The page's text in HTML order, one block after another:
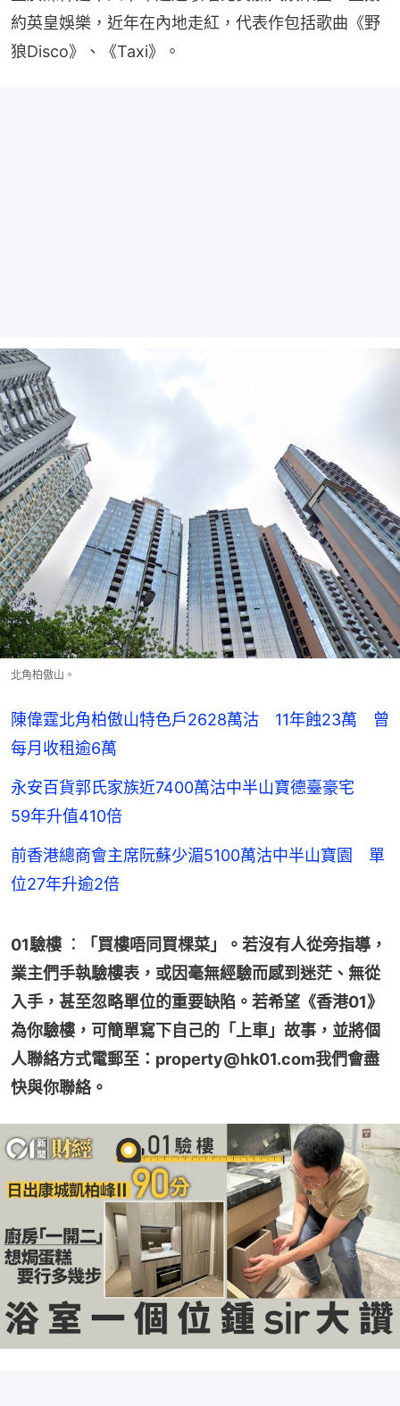
約英皇娛樂，近年在內地走紅，代表作包括歌曲《野
狼Disco》、《Taxi》。
北角柏傲山。
陳偉霆北角柏傲山特色戶2628萬沽 11年蝕23萬 曾
每月收租逾6萬
永安百貨郭氏家族近7400萬沽中半山寶德臺豪宅
59年升值410倍
前香港總商會主席阮蘇少湄5100萬沽中半山寶園 單
位27年升逾2倍
01驗樓 ︰「買樓唔同買棵菜」。若沒有人從旁指導，
業主們手執驗樓表，或因毫無經驗而感到迷茫、無從
入手，甚至忽略單位的重要缺陷。若希望《香港01》
為你驗樓，可簡單寫下自己的「上車」故事，並將個
人聯絡方式電郵至：property@hk01.com我們會盡
快與你聯絡。